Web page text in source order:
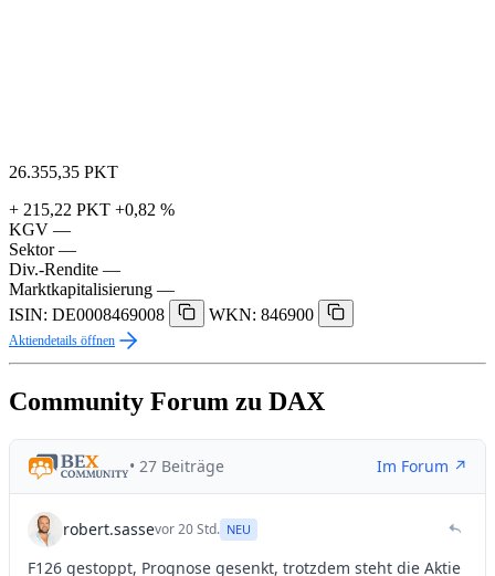
26.355,35 PKT
+ 215,22 PKT +0,82 %
KGV —
Sektor —
Div.-Rendite —
Marktkapitalisierung —
ISIN: DE0008469008
WKN: 846900
Aktiendetails öffnen
Community Forum zu DAX